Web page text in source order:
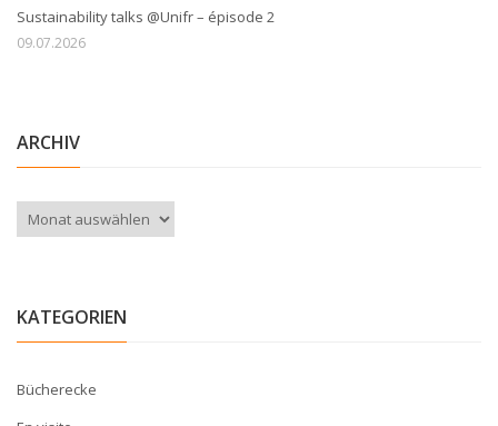
Sustainability talks @Unifr – épisode 2
09.07.2026
ARCHIV
Archiv
KATEGORIEN
Bücherecke